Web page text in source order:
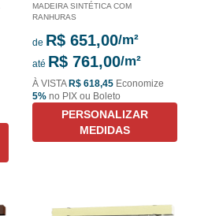
MADEIRA SINTÉTICA COM
RANHURAS
de R$ 651,00
até R$ 761,00
À VISTAR$ 618,45 Economize
5% no PIX ou Boleto
PERSONALIZAR
MEDIDAS